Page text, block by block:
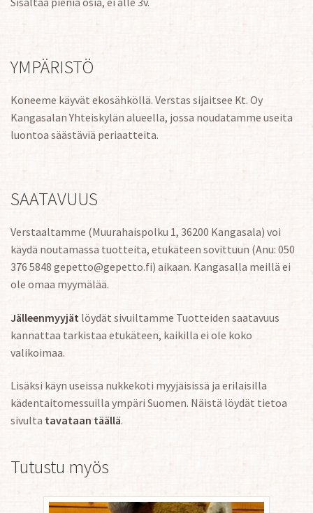
YMPÄRISTÖ
Koneeme käyvät ekosähköllä. Verstas sijaitsee Kt. Oy
Kangasalan Yhteiskylän alueella, jossa noudatamme useita
luontoa säästäviä periaatteita.
SAATAVUUS
Verstaaltamme (Muurahaispolku 1, 36200 Kangasala) voi
käydä noutamassa tuotteita, etukäteen sovittuun (Anu: 050
376 5848 gepetto@gepetto.fi) aikaan. Kangasalla meillä ei
ole omaa myymälää.
Jälleenmyyjät löydät sivuiltamme Tuotteiden saatavuus
kannattaa tarkistaa etukäteen, kaikilla ei ole koko
valikoimaa.
Lisäksi käyn useissa nukkekoti myyjäisissä ja erilaisilla
kädentaitomessuilla ympäri Suomen. Näistä löydät tietoa
sivulta tavataan täällä.
Tutustu myös